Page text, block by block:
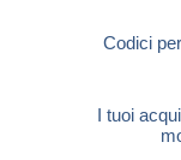
Codici
I tuoi